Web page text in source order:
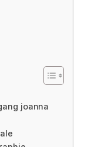
joanna